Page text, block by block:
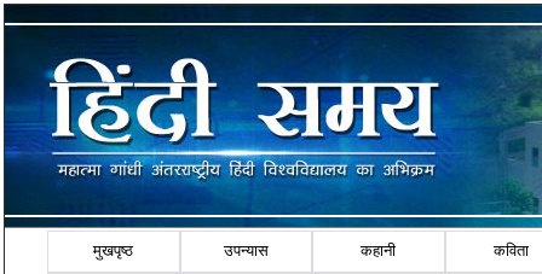
मुखपृष्ठ उपन्यास कहानी कविता